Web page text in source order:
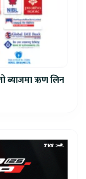
ब्याजमा ऋण लिन